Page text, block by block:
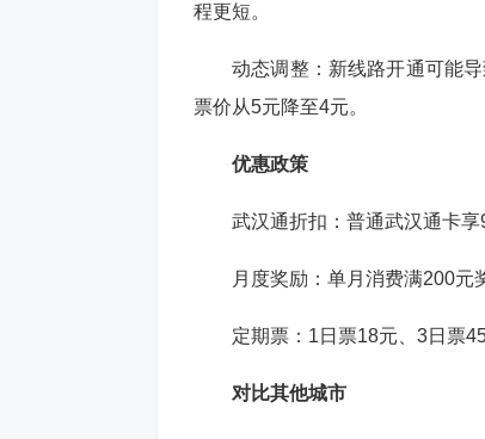
程更短。
动态调整‌：新线路开通可能
票价从5元降至4元。
优惠政策
武汉通折扣‌：普通武汉通卡享
月度奖励‌：单月消费满200元
定期票‌：1日票18元、3日票
对比其他城市